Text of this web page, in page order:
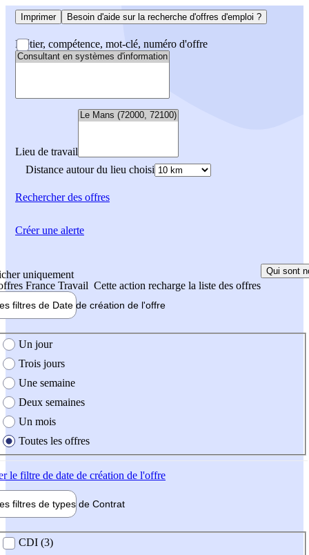
Imprimer Besoin d'aide sur la recherche d'offres d'emploi ?
Métier, compétence, mot-clé, numéro d'offre
Lieu de travail
Distance autour du lieu choisi
Rechercherdes offres
uniquement
France Travail Cette action recharge la liste des offres
Qui sont
filtres de Date de création de l'offre
création de l'offre
Un jour
Trois jours
Une semaine
Deux semaines
Un mois
Toutes les offres
le filtre de date de création de l'offre
filtres de types de Contrat
contrat
CDI (3)
Créer une alerte